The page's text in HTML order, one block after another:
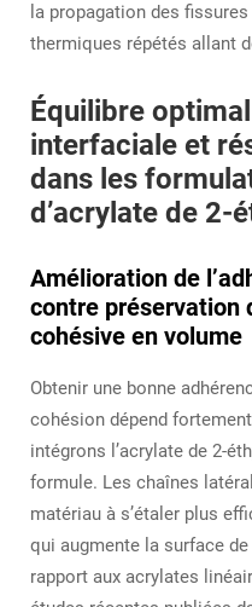
la propagation des
thermiques répétés allant
Équilibre
interfaciale et
dans les
d’acrylate de 2-
Amélioration de
contre préservation
cohésive en volume
Obtenir une bonne
cohésion dépend
intégrons l’acrylate de 2-
formule. Les chaînes
matériau à s’étaler plus
qui augmente la surface
rapport aux acrylates